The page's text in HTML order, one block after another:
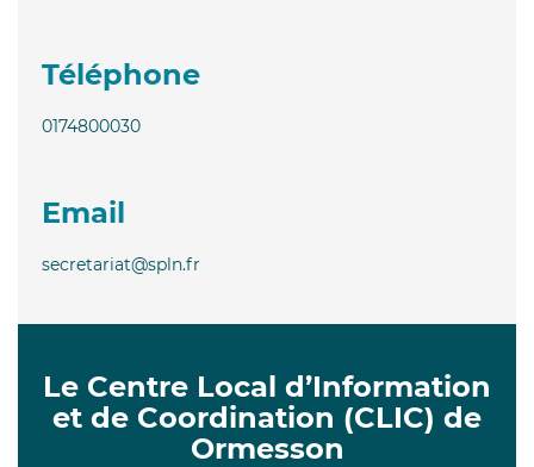
Téléphone
0174800030
Email
secretariat@spln.fr
Le Centre Local d’Information
et de Coordination (CLIC) de
Ormesson